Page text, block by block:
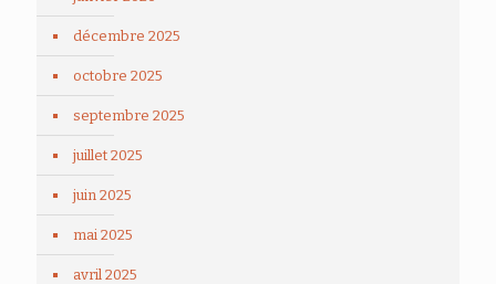
décembre 2025
octobre 2025
septembre 2025
juillet 2025
juin 2025
mai 2025
avril 2025